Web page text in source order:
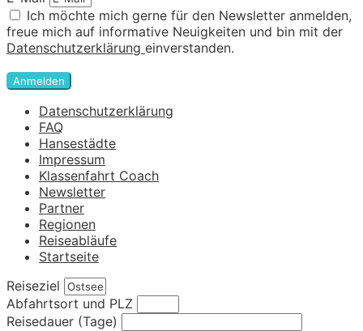
Ich möchte mich gerne für den Newsletter anmelden,
freue mich auf informative Neuigkeiten und bin mit der
Datenschutzerklärung einverstanden.
Anmelden
Datenschutzerklärung
FAQ
Hansestädte
Impressum
Klassenfahrt Coach
Newsletter
Partner
Regionen
Reiseabläufe
Startseite
Reiseziel
Abfahrtsort und PLZ
Reisedauer (Tage)